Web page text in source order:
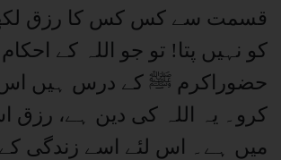
قسمت سے کس کس کا رزق
کو نہیں پتا! تو جو اللہ کے
حضوراکرم ﷺ کے درس ہیں
کرو۔ یہ اللہ کی دین ہے، رزق
میں ہے۔ اس لئے اسے زندگی کے